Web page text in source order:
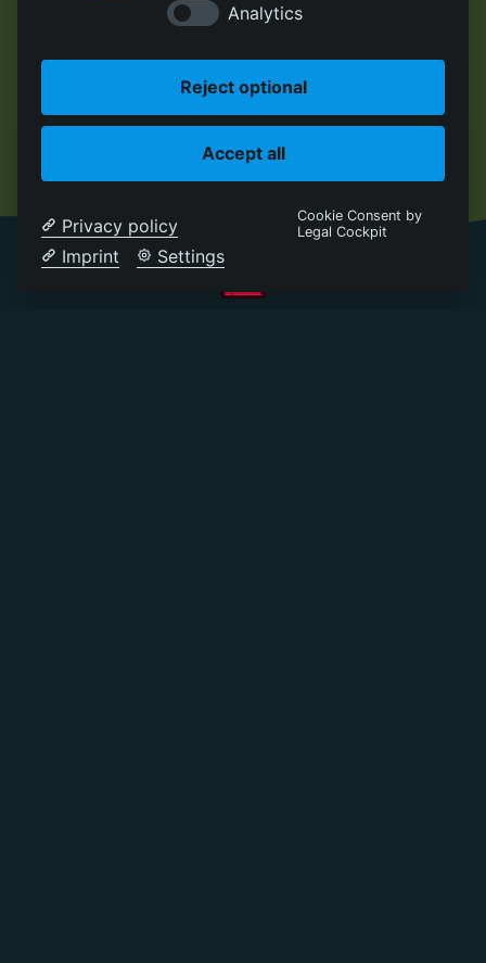
Analytics
Reject optional
Accept all
Privacy policy
Imprint
Settings
Cookie Consent by
Legal Cockpit